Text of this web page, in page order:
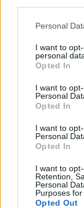
Personal
I want to
personal
Opted In
I want to
Personal
Opted In
I want to
Personal
Opted In
I want to
Retention,
Personal
Purposes for
Opted Out
откриха
Полша
07.08.2026 / 16:00